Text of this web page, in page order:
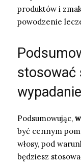
produktów i
powodzenie
stosować
Podsumowując,
być cennym
włosy, pod
będziesz